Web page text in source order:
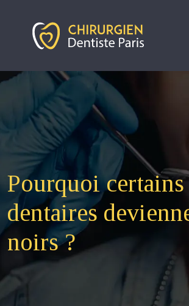
Pourquoi
dentaires
noirs ?